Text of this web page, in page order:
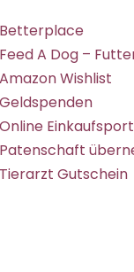
Betterplace
Feed A Dog –
Amazon Wishlist
Geldspenden
Online
Patenschaft
Tierarzt Gutschein